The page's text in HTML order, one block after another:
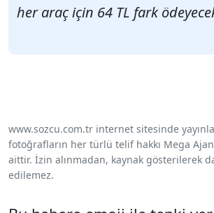
her araç için 64 TL fark
www.sozcu.com.tr internet sitesinde
fotoğrafların her türlü telif hakkı Mega
aittir. İzin alınmadan, kaynak gösterilerek
edilemez.